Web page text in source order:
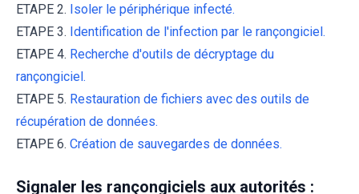
ETAPE 2. Isoler le périphérique infecté.
ETAPE 3. Identification de l'infection par le rançongiciel.
ETAPE 4. Recherche d'outils de décryptage du
rançongiciel.
ETAPE 5. Restauration de fichiers avec des outils de
récupération de données.
ETAPE 6. Création de sauvegardes de données.
Signaler les rançongiciels aux autorités :